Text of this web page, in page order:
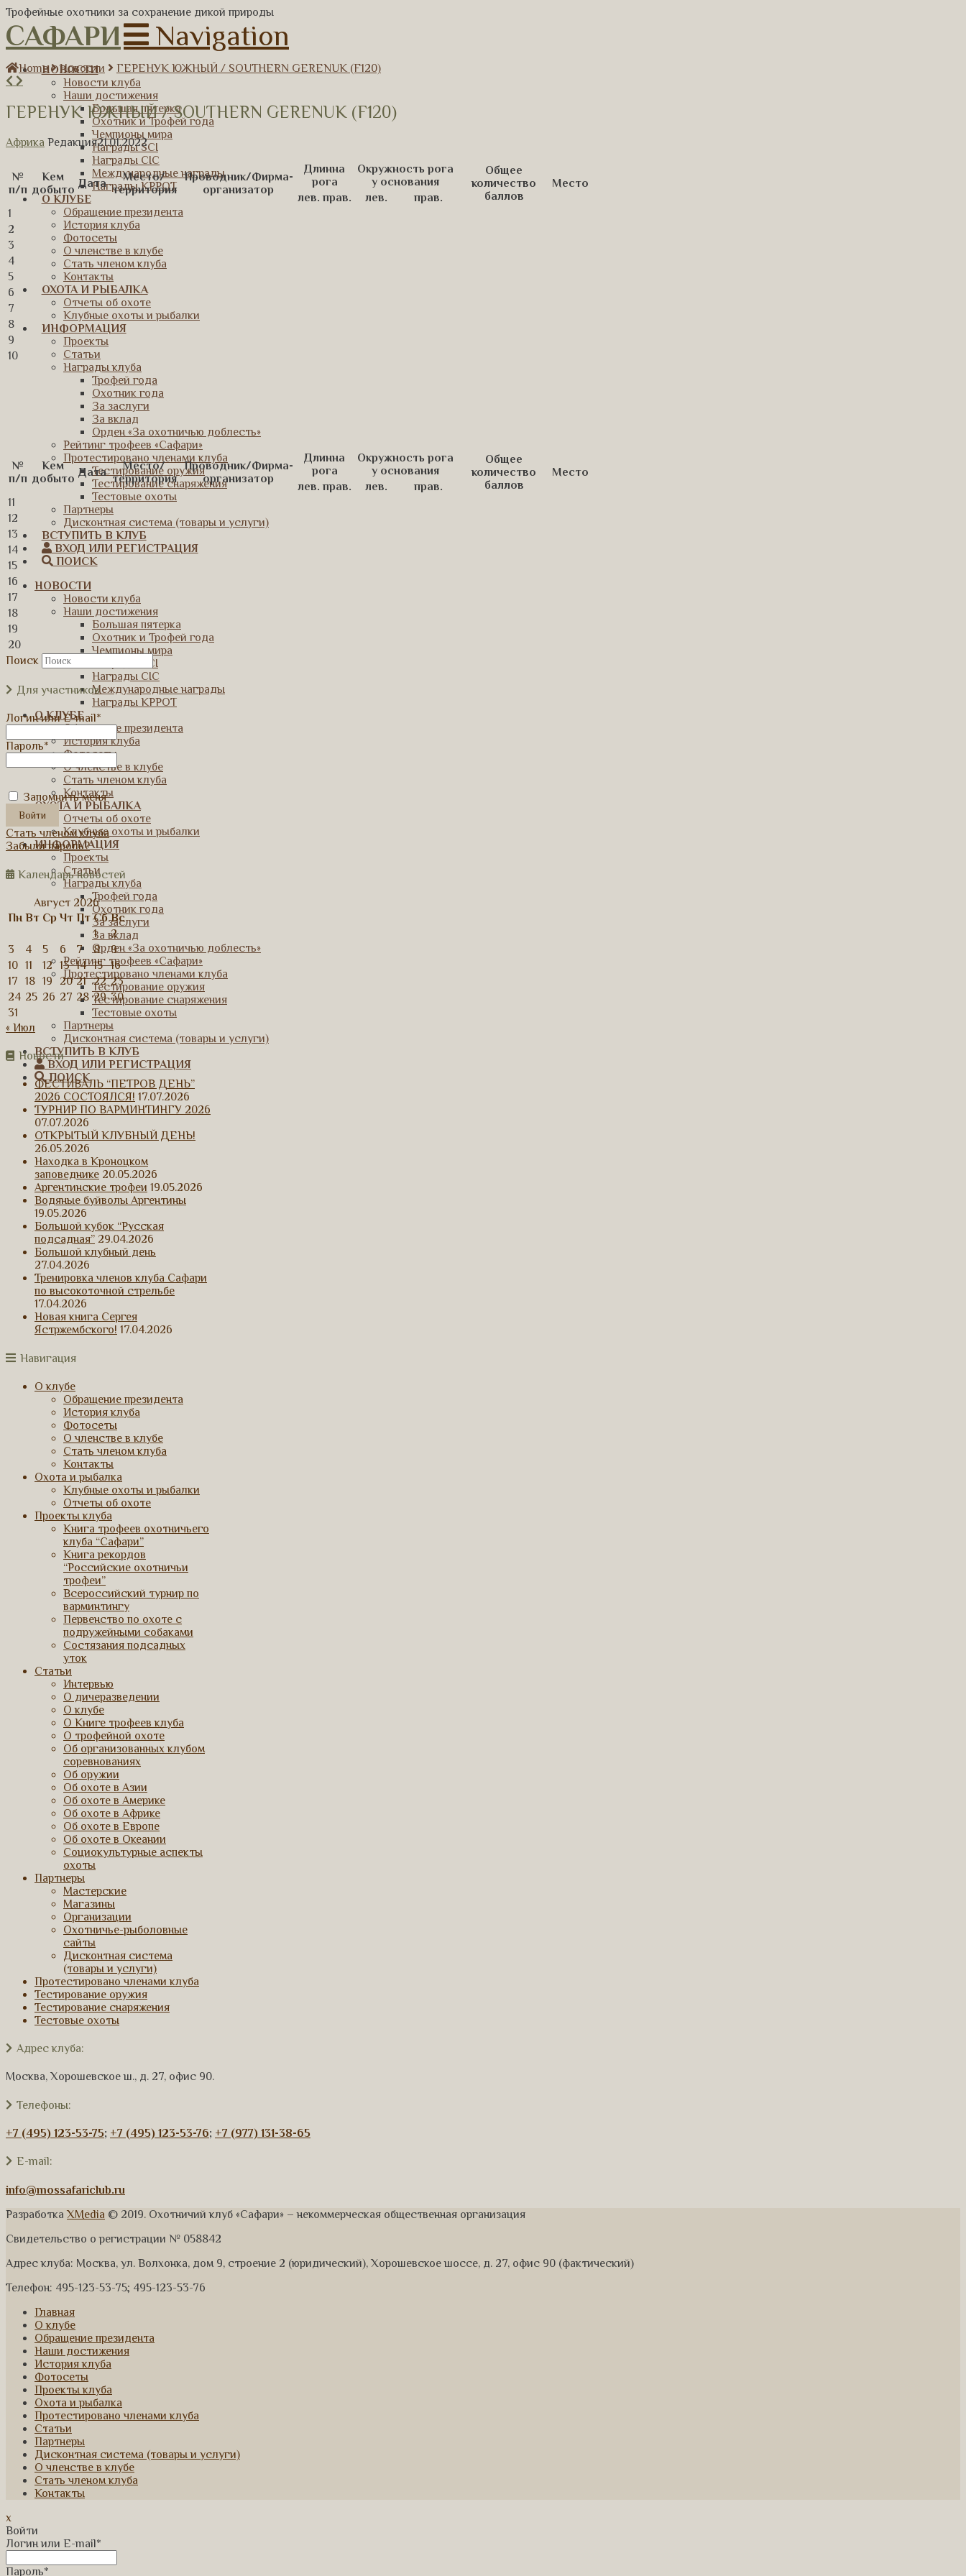
Трофейные охотники за сохранение дикой природы
САФАРИ Navigation
НОВОСТИ
Новости клуба
Наши достижения
Большая пятерка
Охотник и Трофей года
Чемпионы мира
Награды SCI
Награды CIC
Международные награды
Награды КРРОТ
О КЛУБЕ
Обращение президента
История клуба
Фотосеты
О членстве в клубе
Стать членом клуба
Контакты
ОХОТА И РЫБАЛКА
Отчеты об охоте
Клубные охоты и рыбалки
ИНФОРМАЦИЯ
Проекты
Статьи
Награды клуба
Трофей года
Охотник года
За заслуги
За вклад
Орден «За охотничью доблесть»
Рейтинг трофеев «Сафари»
Протестировано членами клуба
Тестирование оружия
Тестирование снаряжения
Тестовые охоты
Партнеры
Дисконтная система (товары и услуги)
ВСТУПИТЬ В КЛУБ
ВХОД ИЛИ РЕГИСТРАЦИЯ
ПОИСК
НОВОСТИ
Новости клуба
Наши достижения
Большая пятерка
Охотник и Трофей года
Чемпионы мира
Награды SCI
Награды CIC
Международные награды
Награды КРРОТ
О КЛУБЕ
Обращение президента
История клуба
Фотосеты
О членстве в клубе
Стать членом клуба
Контакты
ОХОТА И РЫБАЛКА
Отчеты об охоте
Клубные охоты и рыбалки
ИНФОРМАЦИЯ
Проекты
Статьи
Награды клуба
Трофей года
Охотник года
За заслуги
За вклад
Орден «За охотничью доблесть»
Рейтинг трофеев «Сафари»
Протестировано членами клуба
Тестирование оружия
Тестирование снаряжения
Тестовые охоты
Партнеры
Дисконтная система (товары и услуги)
ВСТУПИТЬ В КЛУБ
ВХОД ИЛИ РЕГИСТРАЦИЯ
ПОИСК
Home Новости ГЕРЕНУК ЮЖНЫЙ / SOUTHERN GERENUK (F120)
ГЕРЕНУК ЮЖНЫЙ / SOUTHERN GERENUK (F120)
Африка Редакция21.01.2022
№
п/п
Кем
добыто Дата
Место/
территория
Проводник/Фирма-
организатор
Длинна
рога
Окружность рога
у основания
Общее
количество
баллов
Место
лев. прав. лев.
прав.
1
2
3
4
5
6
7
8
9
10
№
п/п
Кем
добыто Дата
Место/
территория
Проводник/Фирма-
организатор
Длинна
рога
Окружность рога
у основания
Общее
количество
баллов
Место
лев. прав. лев.
прав.
11
12
13
14
15
16
17
18
19
20
Поиск
Для участников
Логин или E-mail*
Пароль*
Запомнить меня
Стать членом клуба
Забыли пароль?
Календарь новостей
Август 2026
Пн Вт Ср Чт Пт Сб Вс
1
2
3
4 5 6 7 8
9
10 11 12 13 14 15
16
17
18 19 20 21 22 23
24 25 26 27 28 29 30
31
« Июл
Новости
ФЕСТИВАЛЬ “ПЕТРОВ ДЕНЬ”
2026 СОСТОЯЛСЯ! 17.07.2026
ТУРНИР ПО ВАРМИНТИНГУ 2026
07.07.2026
ОТКРЫТЫЙ КЛУБНЫЙ ДЕНЬ!
26.05.2026
Находка в Кроноцком
заповеднике 20.05.2026
Аргентинские трофеи 19.05.2026
Водяные буйволы Аргентины
19.05.2026
Большой кубок “Русская
подсадная” 29.04.2026
Большой клубный день
27.04.2026
Тренировка членов клуба Сафари
по высокоточной стрельбе
17.04.2026
Новая книга Сергея
Ястржембского! 17.04.2026
Навигация
О клубе
Обращение президента
История клуба
Фотосеты
О членстве в клубе
Стать членом клуба
Контакты
Охота и рыбалка
Клубные охоты и рыбалки
Отчеты об охоте
Проекты клуба
Книга трофеев охотничьего
клуба “Сафари”
Книга рекордов
“Российские охотничьи
трофеи”
Всероссийский турнир по
варминтингу
Первенство по охоте с
подружейными собаками
Состязания подсадных
уток
Статьи
Интервью
О дичеразведении
О клубе
О Книге трофеев клуба
О трофейной охоте
Об организованных клубом
соревнованиях
Об оружии
Об охоте в Азии
Об охоте в Америке
Об охоте в Африке
Об охоте в Европе
Об охоте в Океании
Социокультурные аспекты
охоты
Партнеры
Мастерские
Магазины
Организации
Охотничье-рыболовные
сайты
Дисконтная система
(товары и услуги)
Протестировано членами клуба
Тестирование оружия
Тестирование снаряжения
Тестовые охоты
Адрес клуба:
Москва, Хорошевское ш., д. 27, офис 90.
Телефоны:
+7 (495) 123-53-75; +7 (495) 123-53-76; +7 (977) 131-38-65
E-mail:
info@mossafariclub.ru
Разработка XMedia © 2019. Охотничий клуб «Сафари» – некоммерческая общественная организация
Свидетельство о регистрации № 058842
Адрес клуба: Москва, ул. Волхонка, дом 9, строение 2 (юридический), Хорошевское шоссе, д. 27, офис 90 (фактический)
Телефон: 495-123-53-75; 495-123-53-76
Главная
О клубе
Обращение президента
Наши достижения
История клуба
Фотосеты
Проекты клуба
Охота и рыбалка
Протестировано членами клуба
Статьи
Партнеры
Дисконтная система (товары и услуги)
О членстве в клубе
Стать членом клуба
Контакты
x
Войти
Логин или E-mail*
Пароль*